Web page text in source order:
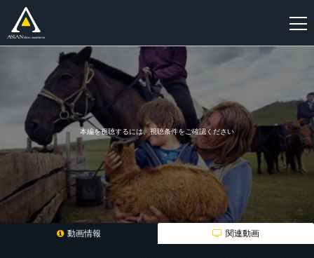
登
録
本編を視聴するには、視聴条件をご確認ください
動画情報 関連動画